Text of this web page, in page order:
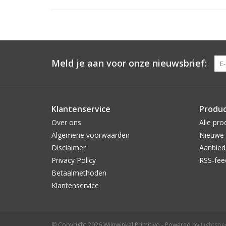
Meld je aan voor onze nieuwsbrief:
Klantenservice
Over ons
Algemene voorwaarden
Disclaimer
Privacy Policy
Betaalmethoden
Klantenservice
Alle
RSS-